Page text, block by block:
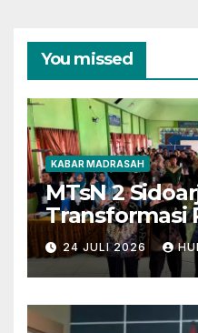
You missed
KABAR MADRASAH
MTsN 2
Transformasi
Berbasis AI
Learning
24 JULI 2026